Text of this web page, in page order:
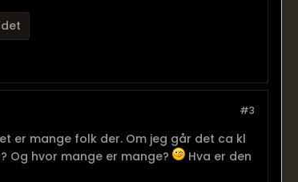
#3
er mange folk der. Om jeg går det ca kl
Og hvor mange er mange?
Hva er den